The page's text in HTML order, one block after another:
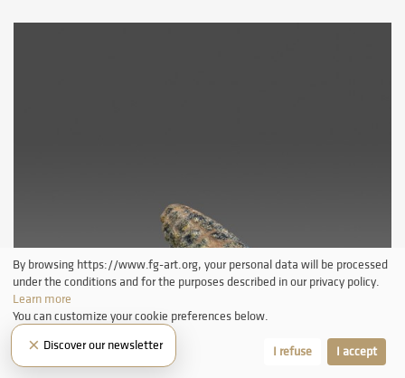
× Discover our newsletter
By browsing https://www.fg-art.org, your personal data will be processed
under the conditions and for the purposes described in our privacy policy.
Learn more
You can customize your cookie preferences below.
Let me choose I refuse I accept